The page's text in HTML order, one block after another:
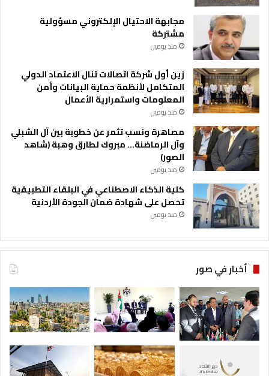
مجابهة الاحتيال الإلكتروني مسؤولية
مشتركة
منذ يومين
زين أول شركة اتصالات تنال الاعتماد الدولي
المتكامل لأنظمة حماية البيانات وأمن
المعلومات واستمرارية الأعمال
منذ يومين
مصاهرة ونسب تثمر عن خطوبة بين آل الشبلي
وآل الرماضنة… مبروك لطارق وهبة (شاهد
الصور)
منذ يومين
كلية الذكاء الاصطناعي في البلقاء التطبيقية
تحصل على شهادة ضمان الجودة الأردنية
منذ يومين
أخبار في صور